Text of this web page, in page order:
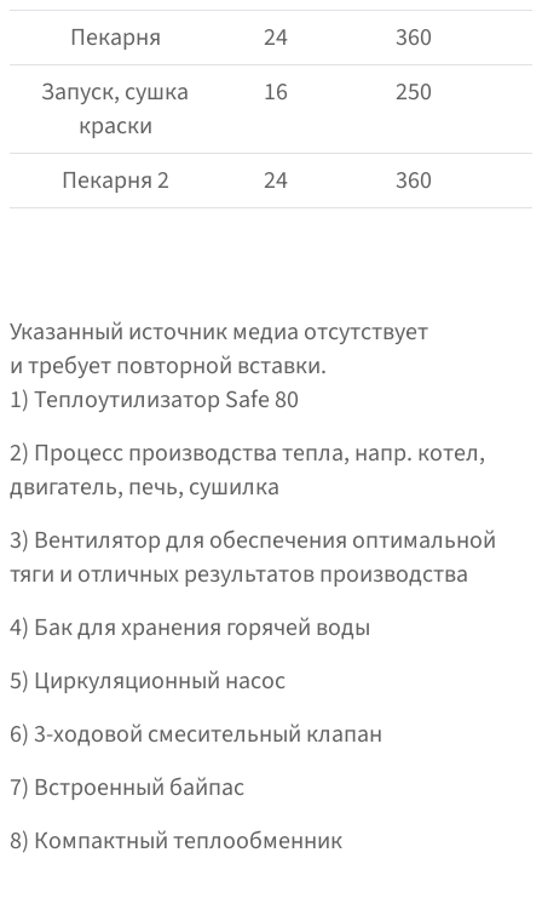
Пекарня 24 360
Запуск, сушка
краски
16 250
Пекарня 2 24 360
Указанный источник медиа отсутствует
и требует повторной вставки.
1) Теплоутилизатор Safe 80
2) Процесс производства тепла, напр. котел,
двигатель, печь, сушилка
3) Вентилятор для обеспечения оптимальной
тяги и отличных результатов производства
4) Бак для хранения горячей воды
5) Циркуляционный насос
6) 3‑ходовой смесительный клапан
7) Встроенный байпас
8) Компактный теплообменник